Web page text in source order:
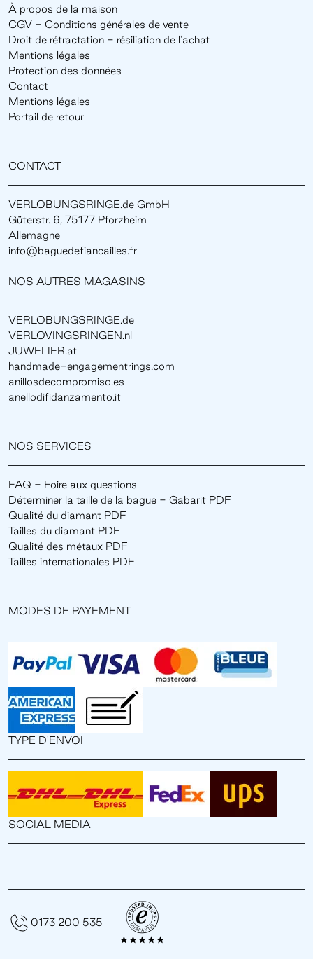
À propos de la maison
CGV - Conditions générales de vente
Droit de rétractation - résiliation de l'achat
Mentions légales
Protection des données
Contact
Mentions légales
Portail de retour
CONTACT
VERLOBUNGSRINGE.de GmbH
Güterstr. 6, 75177 Pforzheim
Allemagne
info@baguedefiancailles.fr
NOS AUTRES MAGASINS
VERLOBUNGSRINGE.de
VERLOVINGSRINGEN.nl
JUWELIER.at
handmade-engagementrings.com
anillosdecompromiso.es
anellodifidanzamento.it
NOS SERVICES
FAQ - Foire aux questions
Déterminer la taille de la bague - Gabarit PDF
Qualité du diamant PDF
Tailles du diamant PDF
Qualité des métaux PDF
Tailles internationales PDF
MODES DE PAYEMENT
TYPE D'ENVOI
SOCIAL MEDIA
0173 200 535